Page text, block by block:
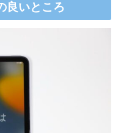
良いところ